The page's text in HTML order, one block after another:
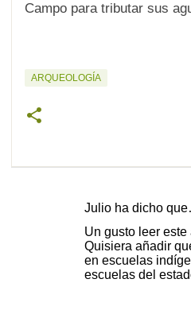
Campo para tributar sus
ARQUEOLOGÍA
Julio ha dicho
Un gusto leer
Quisiera añadir
en escuelas
escuelas del